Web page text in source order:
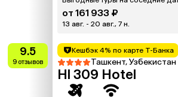
от 161 933 ₽
13 авг. - 20 авг., 7 н.
9.5
9 отзывов
Кешбэк 4% по карте Т-Банка
Ташкент, Узбекистан
Hl 309 Hotel